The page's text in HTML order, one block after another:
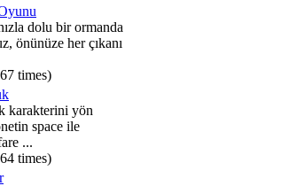
dolu bir ormanda
önünüze her çıkanı
times)
karakterini yön
space ile
...
times)